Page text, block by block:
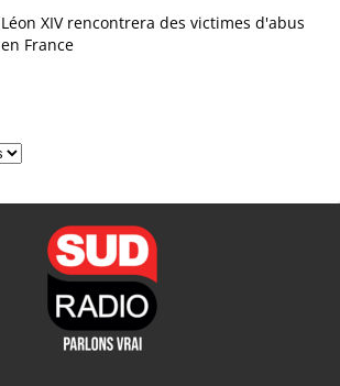
Léon XIV rencontrera des victimes d'abus
en France